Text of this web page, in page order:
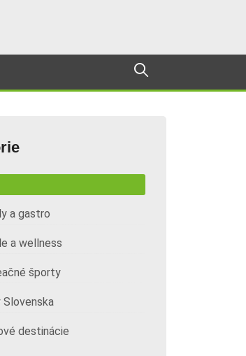
a gastro
a wellness
športy
Slovenska
destinácie